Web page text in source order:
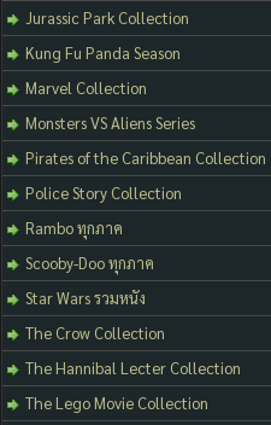
Jurassic Park Collection
Kung Fu Panda Season
Marvel Collection
Monsters VS Aliens Series
Pirates of the Caribbean Collection
Police Story Collection
Rambo ทุกภาค
Scooby-Doo ทุกภาค
Star Wars รวมหนัง
The Crow Collection
The Hannibal Lecter Collection
The Lego Movie Collection